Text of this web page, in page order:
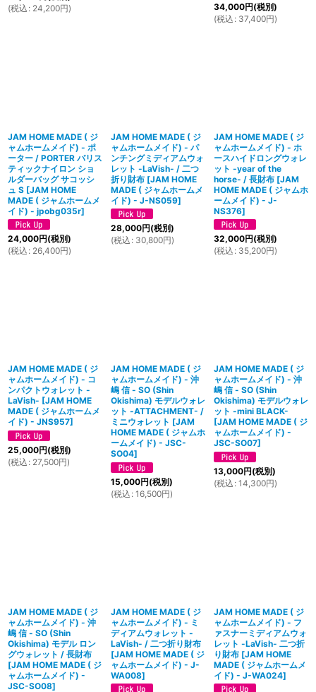
(税込 : 24,200円) 34,000円(税別)
(税込 : 37,400円)
JAM HOME MADE ( ジ
ャムホームメイド) - ポ
ーター / PORTER バリス
ティックナイロン ショ
ルダーバッグ サコッシ
ュ S [JAM HOME
MADE ( ジャムホームメ
イド) - jpobg035r]
24,000円(税別)
(税込 : 26,400円)
JAM HOME MADE ( ジ
ャムホームメイド) - パ
ンチングミディアムウォ
レット -LaVish- / 二つ
折り財布 [JAM HOME
MADE ( ジャムホームメ
イド) - J-NS059]
28,000円(税別)
(税込 : 30,800円)
JAM HOME MADE ( ジ
ャムホームメイド) - ホ
ースハイドロングウォレ
ット -year of the
horse- / 長財布 [JAM
HOME MADE ( ジャムホ
ームメイド) - J-
NS376]
32,000円(税別)
(税込 : 35,200円)
JAM HOME MADE ( ジ
ャムホームメイド) - コ
ンパクトウォレット -
LaVish- [JAM HOME
MADE ( ジャムホームメ
イド) - JNS957]
25,000円(税別)
(税込 : 27,500円)
JAM HOME MADE ( ジ
ャムホームメイド) - 沖
嶋 信 - SO (Shin
Okishima) モデルウォレ
ット -ATTACHMENT- /
ミニウォレット [JAM
HOME MADE ( ジャムホ
ームメイド) - JSC-
SO04]
15,000円(税別)
(税込 : 16,500円)
JAM HOME MADE ( ジ
ャムホームメイド) - 沖
嶋 信 - SO (Shin
Okishima) モデルウォレ
ット -mini BLACK-
[JAM HOME MADE ( ジ
ャムホームメイド) -
JSC-SO07]
13,000円(税別)
(税込 : 14,300円)
JAM HOME MADE ( ジ
ャムホームメイド) - 沖
嶋 信 - SO (Shin
Okishima) モデル ロン
グウォレット / 長財布
[JAM HOME MADE ( ジ
ャムホームメイド) -
JSC-SO08]
JAM HOME MADE ( ジ
ャムホームメイド) - ミ
ディアムウォレット -
LaVish- / 二つ折り財布
[JAM HOME MADE ( ジ
ャムホームメイド) - J-
WA008]
JAM HOME MADE ( ジ
ャムホームメイド) - フ
ァスナーミディアムウォ
レット -LaVish- 二つ折
り財布 [JAM HOME
MADE ( ジャムホームメ
イド) - J-WA024]